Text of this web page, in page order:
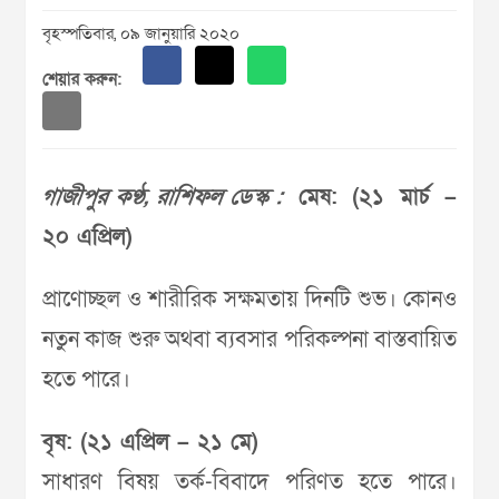
বৃহস্পতিবার, ০৯ জানুয়ারি ২০২০
শেয়ার করুন:
গাজীপুর কণ্ঠ, রাশিফল ডেস্ক :মেষ: (২১ মার্চ –
২০ এপ্রিল)
প্রাণোচ্ছল ও শারীরিক সক্ষমতায় দিনটি শুভ। কোনও
নতুন কাজ শুরু অথবা ব্যবসার পরিকল্পনা বাস্তবায়িত
হতে পারে।
বৃষ: (২১ এপ্রিল – ২১ মে)
সাধারণ বিষয় তর্ক-বিবাদে পরিণত হতে পারে।